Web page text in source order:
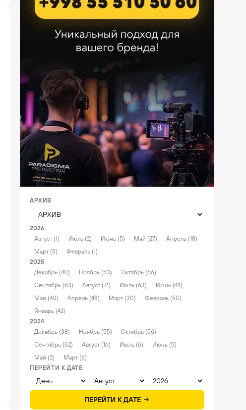
АРХИВ
2026
Август (1)
Июль (2) Июнь (5) Май (27)
Апрель (18)
Март (3)
Февраль (1)
2025
Декабрь (40)
Ноябрь (53)
Октябрь (66)
Сентябрь (63)
Август (71) Июль (63)
Июнь (44)
Май (40)
Апрель (48) Март (30)
Февраль (50)
Январь (42)
2024
Декабрь (38)
Ноябрь (55)
Октябрь (56)
Сентябрь (62)
Август (16) Июль (6)
Июнь (5)
Май (2)
Март (6)
ПЕРЕЙТИ К ДАТЕ
ПЕРЕЙТИ К ДАТЕ →